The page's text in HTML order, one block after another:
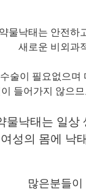
물낙태는 안전하
새로운 비외과
술이 필요없으며
들어가지 않으
물낙태는 일상
여성의 몸에 낙
많은분들